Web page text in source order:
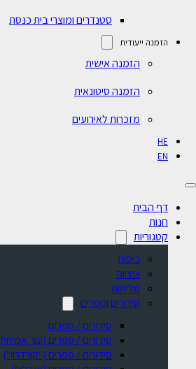
סטנדרים ומוצרי בית כנסת
הזמנה ייעודית
הזמנה אישית
הזמנה סיטונאית
מזכרות לאירועים
HE
EN
דף הבית
חנות
קטגוריות
כיפות
ציציות
טליתות
סידורים וספרים
סידורים / ספרים
⁠סידורים / ספרים (עור אמיתי)
סידורים / ספרים ("קורדרוי")